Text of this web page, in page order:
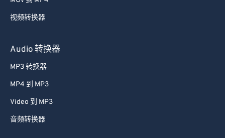
视频转换器
Audio 转换器
MP3 转换器
MP4 到 MP3
Video 到 MP3
音频转换器